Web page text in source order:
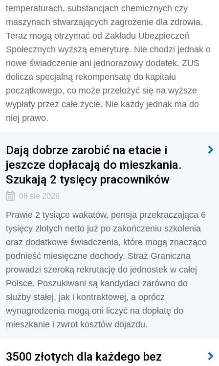
temperaturach, substancjach chemicznych czy
maszynach stwarzających zagrożenie dla zdrowia.
Teraz mogą otrzymać od Zakładu Ubezpieczeń
Społecznych wyższą emeryturę. Nie chodzi jednak o
nowe świadczenie ani jednorazowy dodatek. ZUS
dolicza specjalną rekompensatę do kapitału
początkowego, co może przełożyć się na wyższe
wypłaty przez całe życie. Nie każdy jednak ma do
niej prawo.
Dają dobrze zarobić na etacie i
jeszcze dopłacają do mieszkania.
Szukają 2 tysięcy pracowników
08 sie 2026
Prawie 2 tysiące wakatów, pensja przekraczająca 6
tysięcy złotych netto już po zakończeniu szkolenia
oraz dodatkowe świadczenia, które mogą znacząco
podnieść miesięczne dochody. Straż Graniczna
prowadzi szeroką rekrutację do jednostek w całej
Polsce. Poszukiwani są kandydaci zarówno do
służby stałej, jak i kontraktowej, a oprócz
wynagrodzenia mogą oni liczyć na dopłatę do
mieszkanie i zwrot kosztów dojazdu.
3500 złotych dla każdego bez